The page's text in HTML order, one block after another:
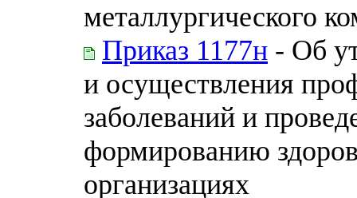
металлургического
Приказ 1177н - Об
и осуществления
заболеваний и
формированию
организациях